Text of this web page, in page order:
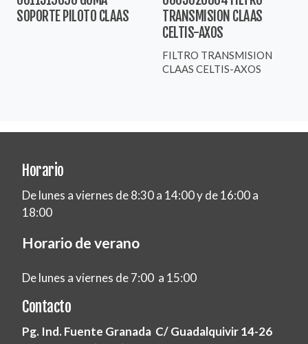
SOPORTE PILOTO CLAAS
TRANSMISION CLAAS
CELTIS-AXOS
FILTRO TRANSMISION
CLAAS CELTIS-AXOS
Horario
De lunes a viernes de 8:30 a 14:00 y de 16:00 a
18:00
Horario de verano
De lunes a viernes de 7:00 a 15:00
Contacto
Pg. Ind. Fuente Granada C/ Guadalquivir 14-26